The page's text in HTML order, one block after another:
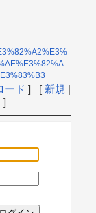
ード ] [ 新規 |
]